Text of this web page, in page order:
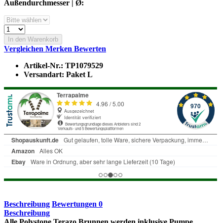
Außendurchmesser | Ø:
In den Warenkorb
Vergleichen Merken Bewerten
Artikel-Nr.: TP1079529
Versandart: Paket L
Beschreibung Bewertungen 0
Beschreibung